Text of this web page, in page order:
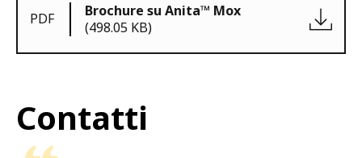
PDF
Brochure su Anita™ Mox
(498.05 KB)
Contatti